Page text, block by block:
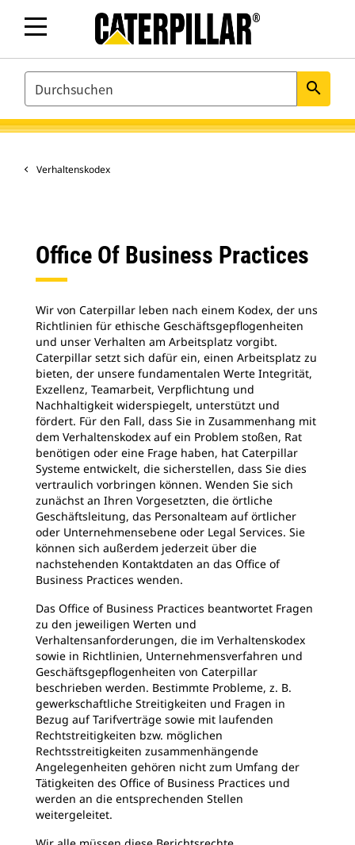
SEARCH search
Verhaltenskodex
Office Of Business Practices
Wir von Caterpillar leben nach einem Kodex, der uns
Richtlinien für ethische Geschäftsgepflogenheiten
und unser Verhalten am Arbeitsplatz vorgibt.
Caterpillar setzt sich dafür ein, einen Arbeitsplatz zu
bieten, der unsere fundamentalen Werte Integrität,
Exzellenz, Teamarbeit, Verpflichtung und
Nachhaltigkeit widerspiegelt, unterstützt und
fördert. Für den Fall, dass Sie in Zusammenhang mit
dem Verhaltenskodex auf ein Problem stoßen, Rat
benötigen oder eine Frage haben, hat Caterpillar
Systeme entwickelt, die sicherstellen, dass Sie dies
vertraulich vorbringen können. Wenden Sie sich
zunächst an Ihren Vorgesetzten, die örtliche
Geschäftsleitung, das Personalteam auf örtlicher
oder Unternehmensebene oder Legal Services. Sie
können sich außerdem jederzeit über die
nachstehenden Kontaktdaten an das Office of
Business Practices wenden.
Das Office of Business Practices beantwortet Fragen
zu den jeweiligen Werten und
Verhaltensanforderungen, die im Verhaltenskodex
sowie in Richtlinien, Unternehmensverfahren und
Geschäftsgepflogenheiten von Caterpillar
beschrieben werden. Bestimmte Probleme, z. B.
gewerkschaftliche Streitigkeiten und Fragen in
Bezug auf Tarifverträge sowie mit laufenden
Rechtstreitigkeiten bzw. möglichen
Rechtsstreitigkeiten zusammenhängende
Angelegenheiten gehören nicht zum Umfang der
Tätigkeiten des Office of Business Practices und
werden an die entsprechenden Stellen
weitergeleitet.